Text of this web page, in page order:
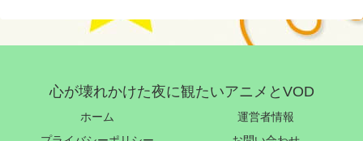
心が壊れかけた夜に観たいアニメとVOD
ホーム
運営者情報